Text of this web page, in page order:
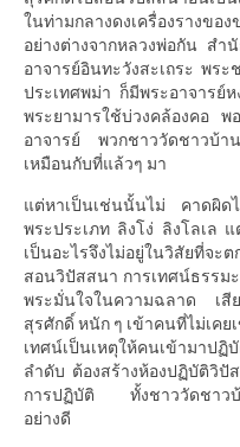
ในท่ามกลางดงเครื่องรางขอ
อย่างต่างจากหลวงพ่อกัน ส
อาจารย์อินทะวังสะเถระ พร
ประเทศพม่า ก็มีพระอาจารย์
พระยามารใช้บ่วงคล้องคอ พ
อาจารย์ พวกชาววัดชาวบ้า
เหมือนกับที่แล้วๆ มา
แต่หาเป็นเช่นนั้นไม่ คาดผิด
พระประเภท ลิงโง่ ลิงโลเล แ
เป็นอะไรจึงไม่อยู่ในวิสัยที่จะ
สอนวิปัสสนา การเทศน์ธรรม
พระมั่นใจในความฉลาด เ
สุรศักดิ์ หนัก ๆ เข้าคนที่ไม่เคย
เทศน์เป็นเหตุให้คนเข้ามาป
ลำดับ ต้องสร้างห้องปฏิบัติวิปั
การปฏิบัติ ทั้งชาววัดชาวบ้า
อย่างดี